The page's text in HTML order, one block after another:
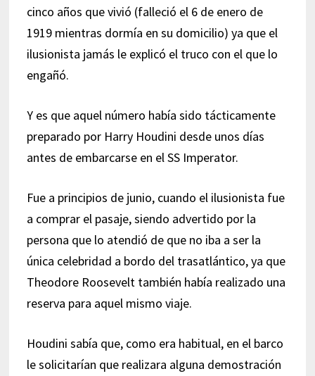
cinco años que vivió (falleció el 6 de enero de
1919 mientras dormía en su domicilio) ya que el
ilusionista jamás le explicó el truco con el que lo
engañó.
Y es que aquel número había sido tácticamente
preparado por Harry Houdini desde unos días
antes de embarcarse en el SS Imperator.
Fue a principios de junio, cuando el ilusionista fue
a comprar el pasaje, siendo advertido por la
persona que lo atendió de que no iba a ser la
única celebridad a bordo del trasatlántico, ya que
Theodore Roosevelt también había realizado una
reserva para aquel mismo viaje.
Houdini sabía que, como era habitual, en el barco
le solicitarían que realizara alguna demostración